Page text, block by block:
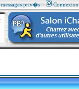
priv�s Connexion